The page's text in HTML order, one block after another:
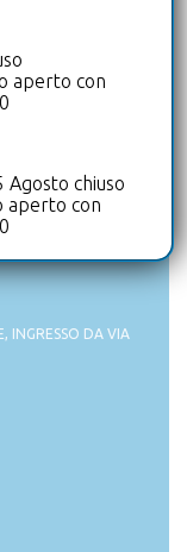
INGRESSO DA VIA
aperto con
Agosto chiuso
aperto con